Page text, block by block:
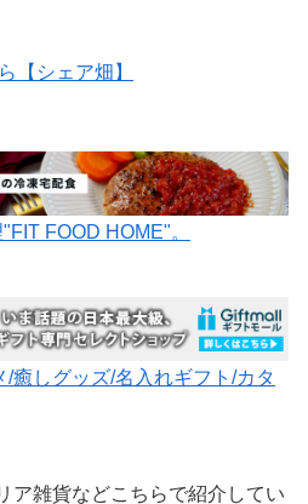
【シェア畑】
FOOD HOME"。
癒しグッズ/名入れギフト/カタ
ア雑貨などこちらで紹介してい